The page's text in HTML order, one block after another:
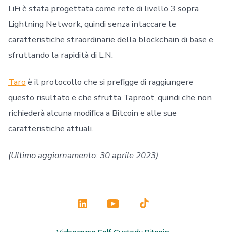
LiFi è stata progettata come rete di livello 3 sopra
Lightning Network, quindi senza intaccare le
caratteristiche straordinarie della blockchain di base e
sfruttando la rapidità di L.N.
Taro è il protocollo che si prefigge di raggiungere
questo risultato e che sfrutta Taproot, quindi che non
richiederà alcuna modifica a Bitcoin e alle sue
caratteristiche attuali.
(Ultimo aggiornamento: 30 aprile 2023)
Apri
LinkedIn
Apri
YouTube
Apri
TikTok